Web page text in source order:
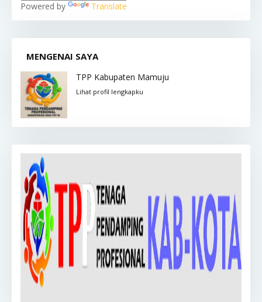
Powered by Translate
MENGENAI SAYA
TPP Kabupaten Mamuju
Lihat profil lengkapku